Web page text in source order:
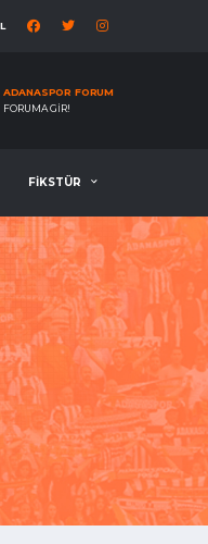
ADANASPOR FORUM
FORUMA GIR!
FİKSTÜR